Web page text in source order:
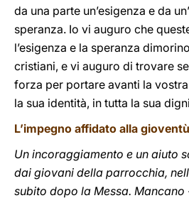
da una parte un’esigenza e da
speranza. Io vi auguro che
l’esigenza e la speranza
cristiani, e vi auguro di trovare
forza per portare avanti la
la sua identità, in tutta la sua
L’impegno affidato alla gioventù
Un incoraggiamento e un aiuto
dai giovani della parrocchia,
subito dopo la Messa.